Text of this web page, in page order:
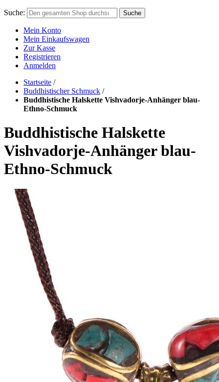
Suche: Suche
Mein Konto
Mein Einkaufswagen
Zur Kasse
Registrieren
Anmelden
Startseite /
Buddhistischer Schmuck /
Buddhistische Halskette Vishvadorje-Anhänger blau-
Ethno-Schmuck
Buddhistische Halskette
Vishvadorje-Anhänger blau-
Ethno-Schmuck